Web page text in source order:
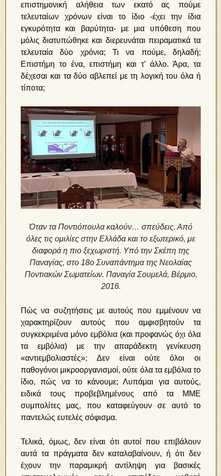
επιστημονική αλήθεια των εκατό ας πούμε
τελευταίων χρόνων είναι το ίδιο -έχει την ίδια
εγκυρότητα και βαρύτητα- με μια υπόθεση που
μόλις διατυπώθηκε και διερευνάται πειραματικά τα
τελευταία δύο χρόνια; Τι να πούμε, δηλαδή;
Επιστήμη το ένα, επιστήμη και τ’ άλλο. Άρα, τα
δέχεσαι και τα δύο αβλεπεί με τη λογική του όλα ή
τίποτα;
Όταν τα Ποντιόπουλα καλούν… σπεύδεις. Από
όλες τις ομιλίες στην Ελλάδα και το εξωτερικό, με
διαφορά η πιο ξεχωριστή. Υπό την Σκέπη της
Παναγίας, στο 18ο Συναπάντημα της Νεολαίας
Ποντιακών Σωματείων. Παναγία Σουμελά, Βέρμιο,
2016.
Πώς να συζητήσεις με αυτούς που εμμένουν να
χαρακτηρίζουν αυτούς που αμφισβητούν τα
συγκεκριμένα μόνο εμβόλια (και προφανώς όχι όλα
τα εμβόλια) με την απαράδεκτη γενίκευση
«αντιεμβολιαστές»; Δεν είναι ούτε όλοι οι
παθογόνοι μικροοργανισμοί, ούτε όλα τα εμβόλια το
ίδιο, πώς να το κάνουμε; Λυπάμαι για αυτούς,
ειδικά τους προβεβλημένους από τα ΜΜΕ
συμπολίτες μας, που καταφεύγουν σε αυτό το
παντελώς ευτελές σόφισμα.
Τελικά, όμως, δεν είναι ότι αυτοί που επιβάλουν
αυτά τα πράγματα δεν καταλαβαίνουν, ή ότι δεν
έχουν την παραμικρή αντίληψη για βασικές